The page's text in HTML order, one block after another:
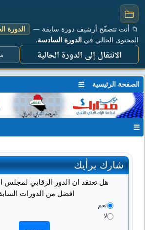
📁 أنت تتصفّح أرشيف دورة سابقة — الدورة
المحتوى الحالي في الدورة السادسة.
الانتقال إلى الدورة الحالية
الصفحة الرئيسية ☰
☰
شارك برأيك
هل تعتقد ان الدور الرقابي لمجلس
افضل من الدورات
نعم
لا